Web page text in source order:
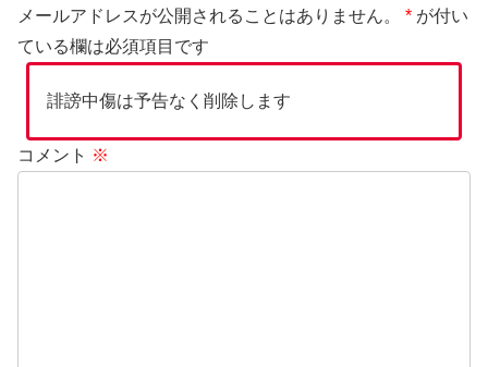
メールアドレスが公開されることはありません。 * が付い
ている欄は必須項目です
誹謗中傷は予告なく削除します
コメント ※